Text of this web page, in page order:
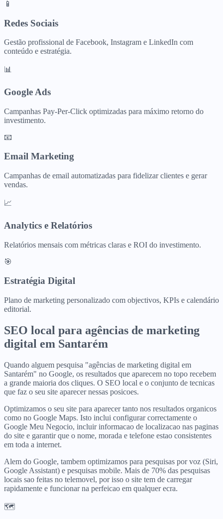
📱
Redes Sociais
Gestão profissional de Facebook, Instagram e LinkedIn com
conteúdo e estratégia.
📊
Google Ads
Campanhas Pay-Per-Click optimizadas para máximo retorno do
investimento.
📧
Email Marketing
Campanhas de email automatizadas para fidelizar clientes e gerar
vendas.
📈
Analytics e Relatórios
Relatórios mensais com métricas claras e ROI do investimento.
🎯
Estratégia Digital
Plano de marketing personalizado com objectivos, KPIs e calendário
editorial.
SEO local para agências de marketing
digital em Santarém
Quando alguem pesquisa "agências de marketing digital em
Santarém" no Google, os resultados que aparecem no topo recebem
a grande maioria dos cliques. O SEO local e o conjunto de tecnicas
que faz o seu site aparecer nessas posicoes.
Optimizamos o seu site para aparecer tanto nos resultados organicos
como no Google Maps. Isto inclui configurar correctamente o
Google Meu Negocio, incluir informacao de localizacao nas paginas
do site e garantir que o nome, morada e telefone estao consistentes
em toda a internet.
Alem do Google, tambem optimizamos para pesquisas por voz (Siri,
Google Assistant) e pesquisas mobile. Mais de 70% das pesquisas
locais sao feitas no telemovel, por isso o site tem de carregar
rapidamente e funcionar na perfeicao em qualquer ecra.
🗺️